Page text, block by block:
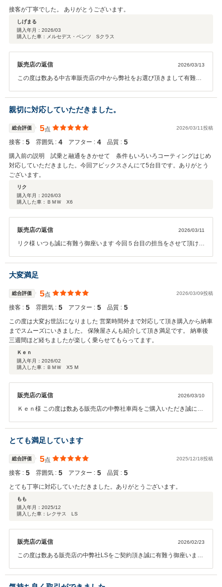
接客が丁寧でした。 ありがとうございます。
しげまる
購入年月： 2026/03
購入した車：メルセデス・ベンツ Sクラス
販売店の返信 2026/03/13
この度は数ある中古車販売店の中から弊社をお選び頂きまして有難う
ました事誠に有難う御座います！ フラグシップモデルのＳクラス中で
もＳ５８０をお選び頂き、Burmester4Dやナイトパッケージ等希少オ
プション装備から定番オプションのＡＭＧラインパッケージ等もしっ
かり揃った豪華な１台をお選び頂きましたので、より充実したカーラ
イフをお楽しみ頂けます！ 弊社の１年間延長保証にもご加入頂きまし
たので、定期点検やアフターサービス等、今後のメンテナンス等も承
っておりますので是非ご相談ください。 また、お忙しい中貴重なレビ
ュー投稿と、 高評価を頂けました事は今後の励みとなります。 今後も
末永いお付き合いを宜しくお願い致します。
親切に対応していただきました。
総合評価 5点 2026/03/11投稿
接客 : 5 雰囲気 : 4 アフター : 4 品質 : 5
購入前の説明 試乗と融通をきかせて 条件もいろいろコーティングはじめ
対応していただきました。今回アビックスさんにて5台目です。ありがとう
ございます。
リク
購入年月： 2026/03
購入した車：ＢＭＷ X6
販売店の返信 2026/03/11
リク様 いつも誠に有難う御座います 今回５台目の担当をさせて頂けま
ます。 弊社では長く大切にお車に乗っていただきたいと思い、アフタ
ーサービスに関しても誠意をもってご対応させていただいておりま
す。 今回カーセンサー２年保証にご加入も頂けましたので お客様にあ
ったお車のご提案と、その後のお車のメンテナンスを引き続きさせて
いただきます。 今後ともお気軽に弊社にお越しくださいませ。 引き続
きどうぞ宜しくお願い致します。 中山
大変満足
総合評価 5点 2026/03/09投稿
接客 : 5 雰囲気 : 5 アフター : 5 品質 : 5
この度は大変お世話になりました 営業時間外まで対応して頂き購入から納車
までスムーズにいきました。 保険屋さんも紹介して頂き満足です。 納車後
三週間ほど経ちましたが楽しく乗らせてもらってます。
Ｋｅｎ
購入年月： 2026/02
購入した車：ＢＭＷ X5 M
販売店の返信 2026/03/10
Ｋｅｎ様 この度は数ある販売店の中弊社車両をご購入いただき誠に有
こちらこそご丁寧にお話しいただけ、お車を好きな気持ちも伝わって
きましたので私もＫｅｎ様に喜んでいただけるようご準備させていた
だけました！ 個人的にも非常に好みな車両ですので是非お楽しみいた
だき長くお乗りいただけましたら幸いです＾＾ 今後もメンテナンス等
とても満足しています
総合評価 5点 2025/12/18投稿
接客 : 5 雰囲気 : 5 アフター : 5 品質 : 5
とても丁寧に対応していただきました。ありがとうございます。
もも
購入年月： 2025/12
購入した車：レクサス LS
販売店の返信 2026/02/23
この度は数ある販売店の中弊社LSをご契約頂き誠に有難う御座いまし
からも車検やメンテナンス等末長くお付き合いが出来れば幸いです。
それでは今後ともアビックスグループをどうぞ宜しくお願い致しま